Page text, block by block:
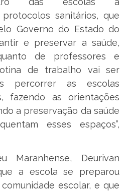
sanitários, que
Governo do Estado do
e preservar a saúde,
de professores e
de trabalho vai ser
percorrer as escolas
fazendo as orientações
a preservação da saúde
esses espaços”,
Deurivan
a escola se preparou
escolar, e que